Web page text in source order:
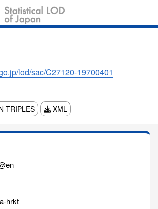
lod/sac/C27120-19700401
TRIPLES XML
hrkt